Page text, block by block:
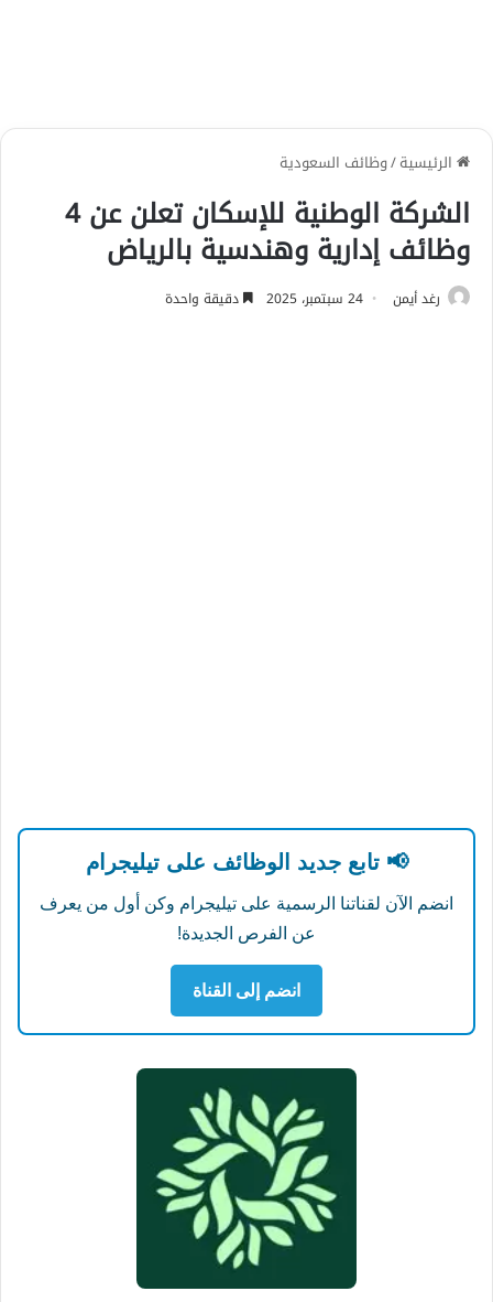
الرئيسية/وظائف السعودية
الشركة الوطنية للإسكان تعلن عن 4
وظائف إدارية وهندسية بالرياض
رغد أيمن 24 سبتمبر، 2025 دقيقة واحدة
📢 تابع جديد الوظائف على تيليجرام
انضم الآن لقناتنا الرسمية على تيليجرام وكن أول من يعرف
عن الفرص الجديدة!
انضم إلى القناة